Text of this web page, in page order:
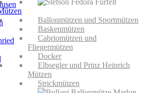
Ballonmützen und Sportmützen
Baskenmützen
Cabriomützen und
Fliegermützen
Docker
Elbsegler und Prinz Heinrich
Mützen
Strickmützen